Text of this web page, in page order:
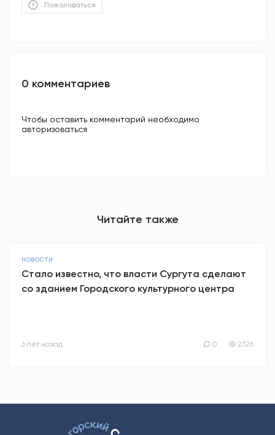
Пожаловаться
0 комментариев
Чтобы оставить комментарий необходимо
авторизоваться
Читайте также
НОВОСТИ
Стало известно, что власти Сургута сделают
со зданием Городского культурного центра
6 лет назад 0 2326